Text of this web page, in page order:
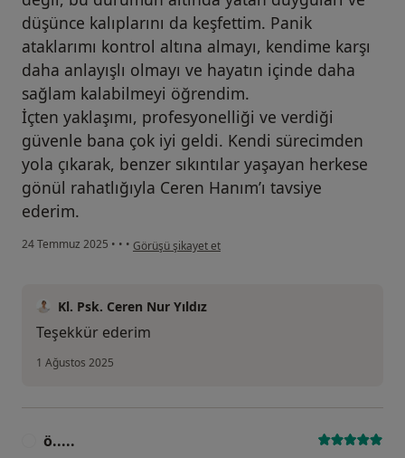
düşünce kalıplarını da keşfettim. Panik
ataklarımı kontrol altına almayı, kendime karşı
daha anlayışlı olmayı ve hayatın içinde daha
sağlam kalabilmeyi öğrendim.
İçten yaklaşımı, profesyonelliği ve verdiği
güvenle bana çok iyi geldi. Kendi sürecimden
yola çıkarak, benzer sıkıntılar yaşayan herkese
gönül rahatlığıyla Ceren Hanım’ı tavsiye
ederim.
24 Temmuz 2025 • • • kullanıcının görüşüne göre b.....
Görüşü şikayet et
Kl. Psk. Ceren Nur Yıldız
Teşekkür ederim
1 Ağustos 2025
ö.....